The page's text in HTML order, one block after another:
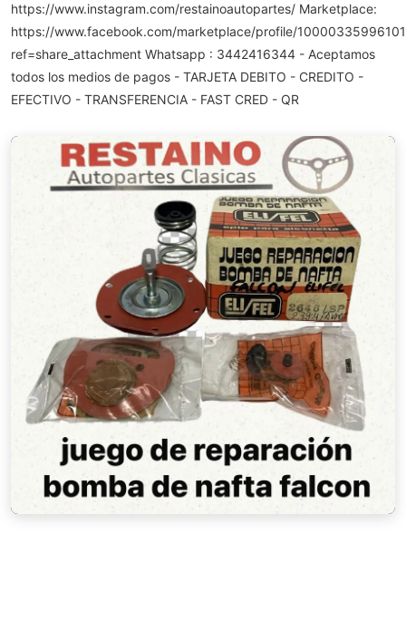
https://www.instagram.com/restainoautopartes/ Marketplace:
https://www.facebook.com/marketplace/profile/
ref=share_attachment Whatsapp : 3442416344 - Aceptamos
todos los medios de pagos - TARJETA DEBITO - CREDITO -
EFECTIVO - TRANSFERENCIA - FAST CRED - QR